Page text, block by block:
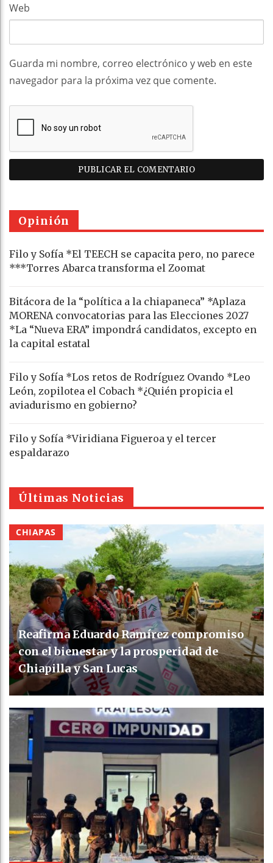
Web
Guarda mi nombre, correo electrónico y web en este
navegador para la próxima vez que comente.
Opinión
Filo y Sofía *El TEECH se capacita pero, no parece
***Torres Abarca transforma el Zoomat
Bitácora de la “política a la chiapaneca” *Aplaza
MORENA convocatorias para las Elecciones 2027
*La “Nueva ERA” impondrá candidatos, excepto en
la capital estatal
Filo y Sofía *Los retos de Rodríguez Ovando *Leo
León, zopilotea el Cobach *¿Quién propicia el
aviadurismo en gobierno?
Filo y Sofía *Viridiana Figueroa y el tercer
espaldarazo
Últimas Noticias
CHIAPAS
Reafirma Eduardo Ramírez compromiso
con el bienestar y la prosperidad de
Chiapilla y San Lucas